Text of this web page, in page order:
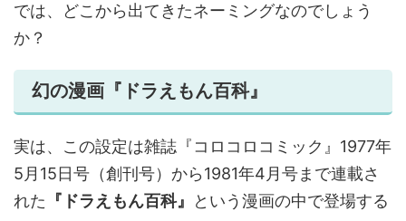
では、どこから出てきたネーミングなのでしょう
か？
幻の漫画『ドラえもん百科』
実は、この設定は雑誌『コロコロコミック』1977年
5月15日号（創刊号）から1981年4月号まで連載さ
れた 『ドラえもん百科』
という漫画の中で登場する